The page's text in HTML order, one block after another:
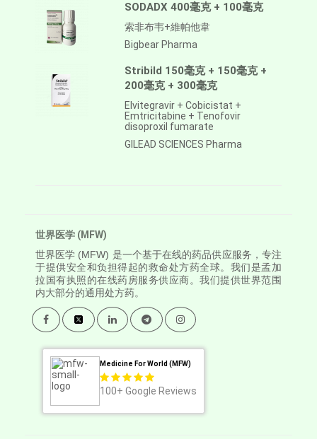
SODADX 400毫克 + 100毫克
索非布韦+維帕他韋
Bigbear Pharma
Stribild 150毫克 + 150毫克 +
200毫克 + 300毫克
Elvitegravir + Cobicistat +
Emtricitabine + Tenofovir
disoproxil fumarate
GILEAD SCIENCES Pharma
世界医学 (MFW)
世界医学 (MFW) 是一个基于在线的药品供应服务，专注
于提供安全和负担得起的救命处方药全球。我们是孟加
拉国有执照的在线药房服务供应商。我们提供世界范围
内大部分的通用处方药。
Medicine For World (MFW)
100+ Google Reviews